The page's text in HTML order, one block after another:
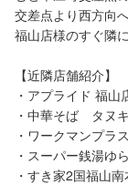
交差点より西方向
福山店様のすぐ隣
【近隣店舗紹介】
・アプライド 福山
・中華そば　タヌ
・ワークマンプラ
・スーパー銭湯ゆ
・すき家2国福山